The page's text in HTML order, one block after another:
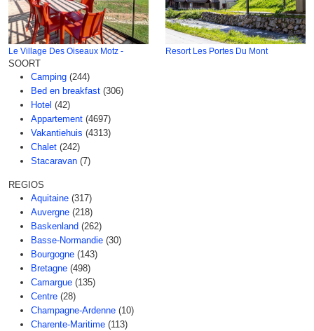
Le Village Des Oiseaux Motz - Resort Les Portes Du Mont
SOORT
Camping (244)
Bed en breakfast (306)
Hotel (42)
Appartement (4697)
Vakantiehuis (4313)
Chalet (242)
Stacaravan (7)
REGIOS
Aquitaine (317)
Auvergne (218)
Baskenland (262)
Basse-Normandie (30)
Bourgogne (143)
Bretagne (498)
Camargue (135)
Centre (28)
Champagne-Ardenne (10)
Charente-Maritime (113)